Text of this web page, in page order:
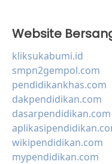
Website
kliksukabumi.id
smpn2gempol.com
pendidikankhas.com
dakpendidikan.com
dasarpendidikan.com
wikipendidikan.com
mypendidikan.com